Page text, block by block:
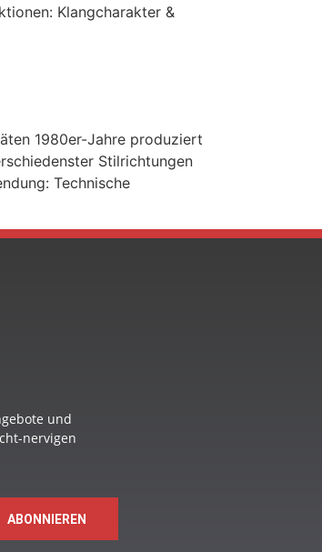
Klangcharakter &
1980er-Jahre produziert
Stilrichtungen
Technische
und
nervigen
ABONNIEREN